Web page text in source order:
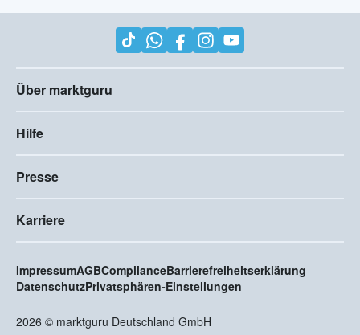
Über marktguru
Hilfe
Presse
Karriere
ImpressumAGBComplianceBarrierefreiheitserklärung
DatenschutzPrivatsphären-Einstellungen
2026 © marktguru Deutschland GmbH